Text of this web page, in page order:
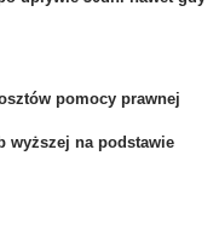
pomocy prawnej
wyższej na podstawie